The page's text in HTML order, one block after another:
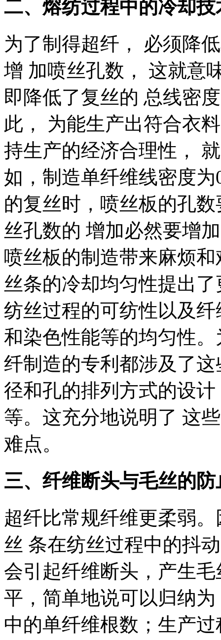
二、熔纺过程中的冷却技
为了制得超纤， 必须降
增 加喷丝孔数， 这就意
即降低了复丝的 总线密
此， 为能生产出符合衣
持生产的经济合理性，
如，制造单纤维线密度为
的复丝时，喷丝板的孔
丝孔数的 增加必然要增
喷丝板的制造带来麻烦
丝条的冷却均匀性提出
纺丝过程的可纺性以及
和染色性能等的均匀性
纤制造的专利都涉及了
径和孔的排列方式的设
等。这充分地说明了 这
难点。
三、纤维断头与毛丝的防
超纤比常规纤维更柔弱
丝 条在纺丝过程中的抖
会引起纤维断头，产生
平，简单地说可以归纳
中的单纤维根数；生产